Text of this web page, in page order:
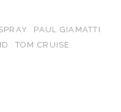
PAUL GIAMATTI
TOM CRUISE